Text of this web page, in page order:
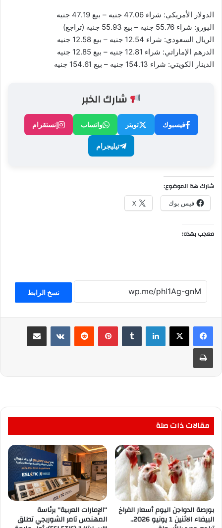
الدولار الأمريكي: شراء 47.06 جنيه – بيع 47.19 جنيه
اليورو: شراء 55.76 جنيه – بيع 55.93 جنيه (تراجع)
الريال السعودي: شراء 12.54 جنيه – بيع 12.58 جنيه
الدرهم الإماراتي: شراء 12.81 جنيه – بيع 12.85 جنيه
الدينار الكويتي: شراء 154.13 جنيه – بيع 154.61 جنيه
شارك الخبر
فيسبوك تويتر واتساب إنستقرام
تيليجرام
شارك هذا الموضوع:
فيس بوك X
معجب بهذه:
نسخ الرابط
لينكدإن بينتيريست مشاركة عبر البريد
طباعة
مقالات ذات صلة
بورصة الدواجن اليوم أسعار الفراخ
البيضاء الاثنين 1 يونيو 2026..
“الإمارات العربية” برئاسة
المهندس تامر الشوربجي تطلق